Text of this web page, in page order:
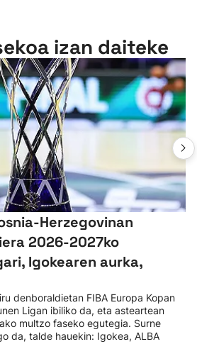
izan daiteke
Herzegovinan
2026-2027ko
Igokearen aurka,
denboraldietan FIBA Europa Kopan
Ligan ibiliko da, eta asteartean
multzo faseko egutegia. Surne
da, talde hauekin: Igokea, ALBA